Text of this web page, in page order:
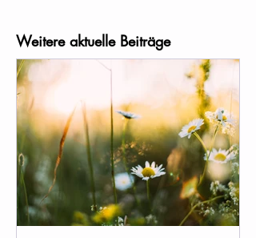
Weitere aktuelle Beiträge